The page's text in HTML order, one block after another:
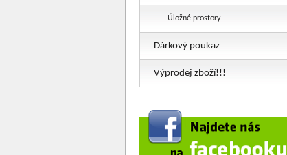
Úložné prostory
Dárkový poukaz
Výprodej zboží!!!